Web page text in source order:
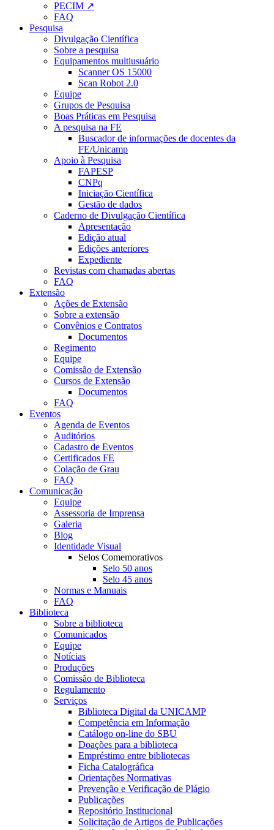
PECIM ↗
FAQ
Pesquisa
Divulgação Científica
Sobre a pesquisa
Equipamentos multiusuário
Scanner OS 15000
Scan Robot 2.0
Equipe
Grupos de Pesquisa
Boas Práticas em Pesquisa
A pesquisa na FE
Buscador de informações de docentes da
FE/Unicamp
Apoio à Pesquisa
FAPESP
CNPq
Iniciação Científica
Gestão de dados
Caderno de Divulgação Científica
Apresentação
Edição atual
Edições anteriores
Expediente
Revistas com chamadas abertas
FAQ
Extensão
Ações de Extensão
Sobre a extensão
Convênios e Contratos
Documentos
Regimento
Equipe
Comissão de Extensão
Cursos de Extensão
Documentos
FAQ
Eventos
Agenda de Eventos
Auditórios
Cadastro de Eventos
Certificados FE
Colação de Grau
FAQ
Comunicação
Equipe
Assessoria de Imprensa
Galeria
Blog
Identidade Visual
Selos Comemorativos
Selo 50 anos
Selo 45 anos
Normas e Manuais
FAQ
Biblioteca
Sobre a biblioteca
Comunicados
Equipe
Notícias
Produções
Comissão de Biblioteca
Regulamento
Serviços
Biblioteca Digital da UNICAMP
Competência em Informação
Catálogo on-line do SBU
Doações para a biblioteca
Empréstimo entre bibliotecas
Ficha Catalográfica
Orientações Normativas
Prevenção e Verificação de Plágio
Publicações
Repositório Institucional
Solicitação de Artigos de Publicações